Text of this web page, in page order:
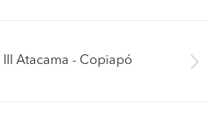
III Atacama - Copiapó